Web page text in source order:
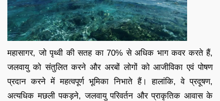
महासागर, जो पृथ्वी की सतह का 70% से अधिक भाग कवर करते हैं,
जलवायु को संतुलित करने और अरबों लोगों को आजीविका एवं पोषण
प्रदान करने में महत्वपूर्ण भूमिका निभाते हैं। हालांकि, वे प्रदूषण,
अत्यधिक मछली पकड़ने, जलवायु परिवर्तन और प्राकृतिक आवास के